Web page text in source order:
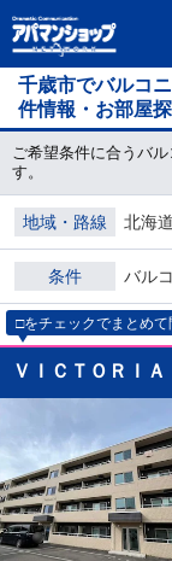
千歳市でバルコ
件情報・お部屋
ご希望条件に合うバ
す。
地域・路線 北海
条件 バル
□をチェックでまとめ
ＶＩＣＴＯＲＩ